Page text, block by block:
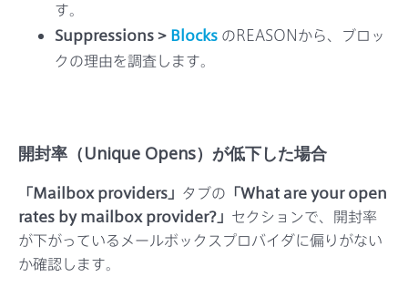
す。
Suppressions > Blocks のREASONから、ブロッ
クの理由を調査します。
開封率（Unique Opens）が低下した場合
「Mailbox providers」 タブの 「What are your open
rates by mailbox provider?」 セクションで、開封率
が下がっているメールボックスプロバイダに偏りがない
か確認します。